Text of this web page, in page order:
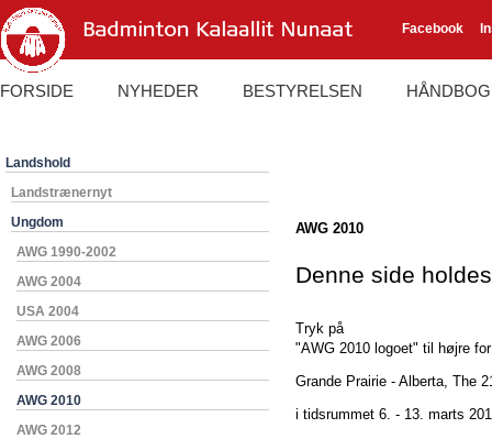
Facebook
FORSIDE NYHEDER BESTYRELSEN HÅNDBOG
Landshold
Landstrænernyt
Ungdom
AWG 1990-2002
AWG 2004
USA 2004
AWG 2006
AWG 2008
AWG 2010
AWG 2012
AWG 2010
Denne side
Tryk på
"AWG 2010 logoet" til højre
Grande Prairie - Alberta, The
i tidsrummet 6. - 13. marts